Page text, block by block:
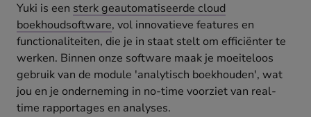
Yuki is een sterk geautomatiseerde cloud
boekhoudsoftware, vol innovatieve features en
functionaliteiten, die je in staat stelt om efficiënter te
werken. Binnen onze software maak je moeiteloos
gebruik van de module 'analytisch boekhouden', wat
jou en je onderneming in no-time voorziet van real-
time rapportages en analyses.